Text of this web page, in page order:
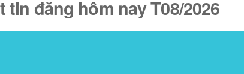
đăng hôm nay T08/2026